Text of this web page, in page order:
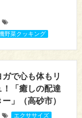
野菜クッキング
で心も体もリ
！「癒しの配達
」（高砂市）
エクササイズ